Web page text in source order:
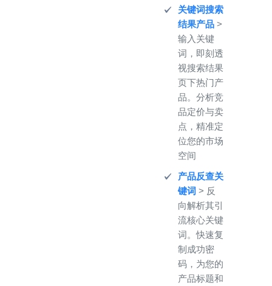
关键词搜索
结果产品>
输入关键
词，即刻透
视搜索结果
页下热门产
品。分析竞
品定价与卖
点，精准定
位您的市场
空间
产品反查关
键词 > 反
向解析其引
流核心关键
词。快速复
制成功密
码，为您的
产品标题和